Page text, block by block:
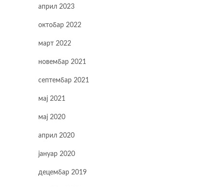
април 2023
октобар 2022
март 2022
новембар 2021
септембар 2021
мај 2021
мај 2020
април 2020
јануар 2020
децембар 2019